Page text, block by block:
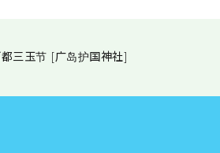
三玉节 [广岛护国神社]